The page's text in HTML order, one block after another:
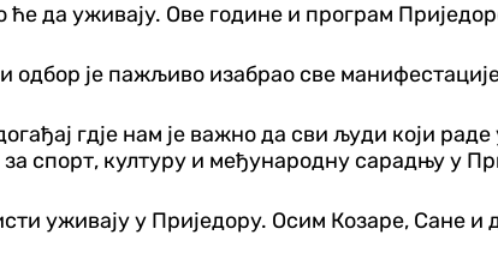
да уживају. Ове године и програм
је пажљиво изабрао све манифестације
гдје нам је важно да сви људи који
спорт, културу и међународну сарадњу у
уживају у Приједору. Осим Козаре, Сане